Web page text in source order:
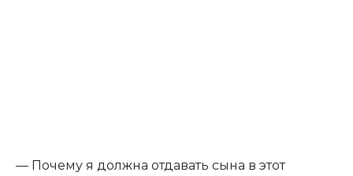
— Почему я должна отдавать сына в этот